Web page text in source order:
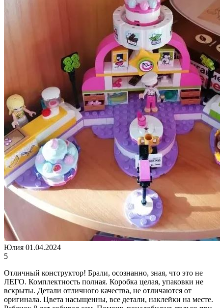
Юлия 01.04.2024
5
Отличный конструктор! Брали, осознанно, зная, что это не
ЛЕГО. Комплектность полная. Коробка целая, упаковки не
вскрыты. Детали отличного качества, не отличаются от
оригинала. Цвета насыщенны, все детали, наклейки на месте.